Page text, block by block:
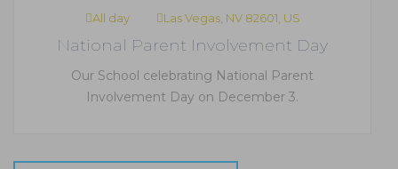
All day Las Vegas, NV 82601, US
National Parent Involvement Day
Our School celebrating National Parent
Involvement Day on December 3.